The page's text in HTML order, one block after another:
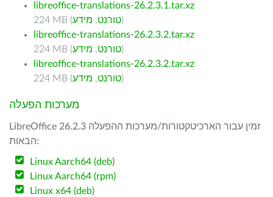
libreoffice-translations-26.2.3.1.tar.xz
224 MB (
טורנט, מידע
)
libreoffice-translations-26.2.3.2.tar.xz
224 MB (
טורנט, מידע
)
libreoffice-translations-26.2.3.2.tar.xz
224 MB (
טורנט, מידע )
מערכות הפעלה
LibreOffice 26.2.3 זמין עבור הארכיטקטורות/מערכות ההפעלה
הבאות:
Linux Aarch64 (deb)
Linux Aarch64 (rpm)
Linux x64 (deb)